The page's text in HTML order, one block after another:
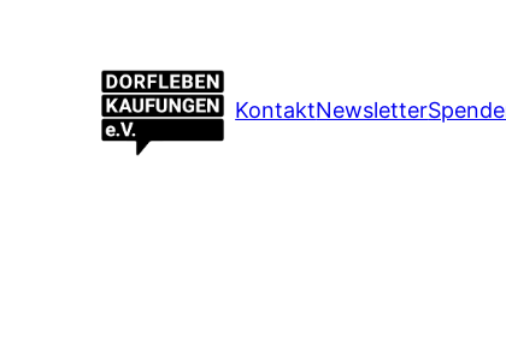
KontaktNewsletter